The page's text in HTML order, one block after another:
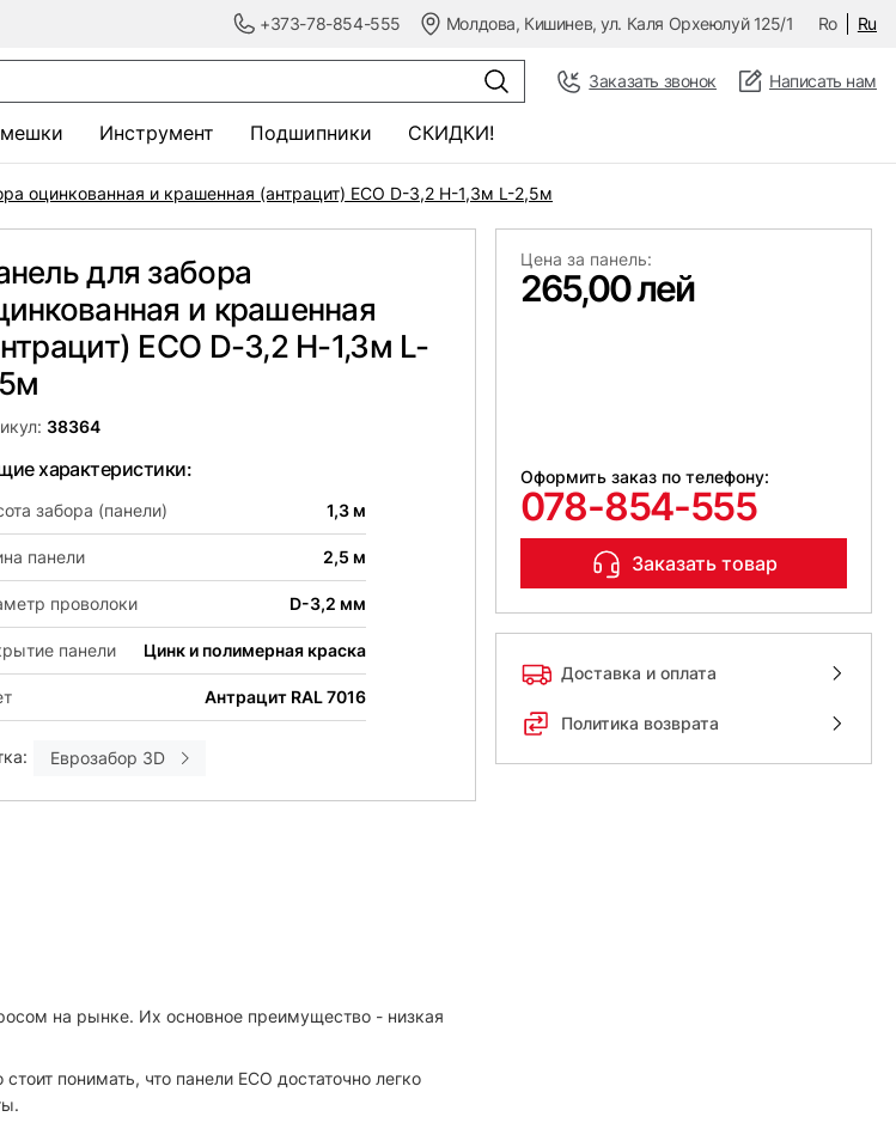
+373-78-854-555 Молдова, Кишинев, ул. Каля Орхеюлуй 125/1 Ro Ru
Заказать звонок Написать нам
Инструмент Подшипники СКИДКИ!
оцинкованная и крашенная (антрацит) ECO D-3,2 H-1,3м L-2,5м
для забора
и крашенная
ECO D-3,2 H-1,3м L-
38364
характеристики:
забора (панели) 1,3 м
панели 2,5 м
проволоки D-3,2 мм
панели Цинк и полимерная краска
Антрацит RAL 7016
Еврозабор 3D
Цена за панель:
265,00 лей
Оформить заказ по телефону:
078-854-555
Заказать товар
Доставка и оплата
Политика возврата
на рынке. Их основное преимущество - низкая
понимать, что панели ECO достаточно легко